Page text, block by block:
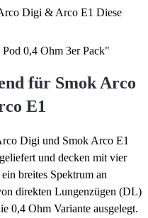
Digi & Arco E1 Diese
0,4 Ohm 3er Pack"
für Smok Arco
E1
Digi und Smok Arco E1
und decken mit vier
breites Spektrum an
direkten Lungenzügen (DL)
0,4 Ohm Variante ausgelegt.